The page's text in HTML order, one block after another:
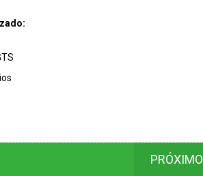
PRÓXIMO